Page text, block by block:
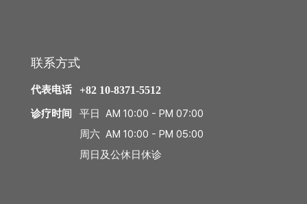
联系方式
代表电话 +82 10-8371-5512
诊疗时间
平日 AM 10:00 - PM 07:00
周六 AM 10:00 - PM 05:00
周日及公休日休诊